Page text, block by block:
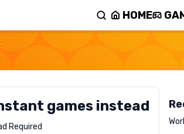
HOME
games instead
Required